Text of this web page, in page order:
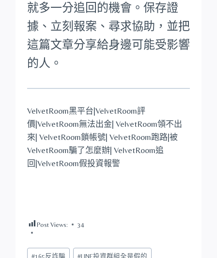
就多一分追回的機會。保存證
據、立刻報案、尋求協助，並把
這篇文章分享給身邊可能受影響
的人。
VelvetRoom黑平台|VelvetRoom評
價|VelvetRoom無法出金| VelvetRoom領不出
來| VelvetRoom鎖帳號| VelvetRoom跑路|被
VelvetRoom騙了怎麼辦| VelvetRoom追
回|VelvetRoom假投資報警
Post Views: 34
Post
#165反詐騙 #LINE投資群組全是假的